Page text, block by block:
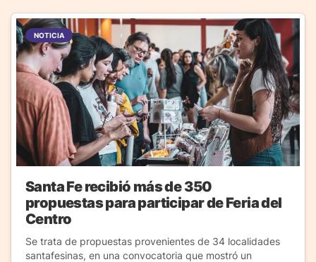
NOTICIA
Santa Fe recibió más de 350
propuestas para participar de Feria del
Centro
Se trata de propuestas provenientes de 34 localidades
santafesinas, en una convocatoria que mostró un